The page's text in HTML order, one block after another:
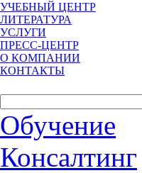
УЧЕБНЫЙ ЦЕНТР
ЛИТЕРАТУРА
УСЛУГИ
ПРЕСС-ЦЕНТР
О КОМПАНИИ
КОНТАКТЫ
Обучение
Консалтинг